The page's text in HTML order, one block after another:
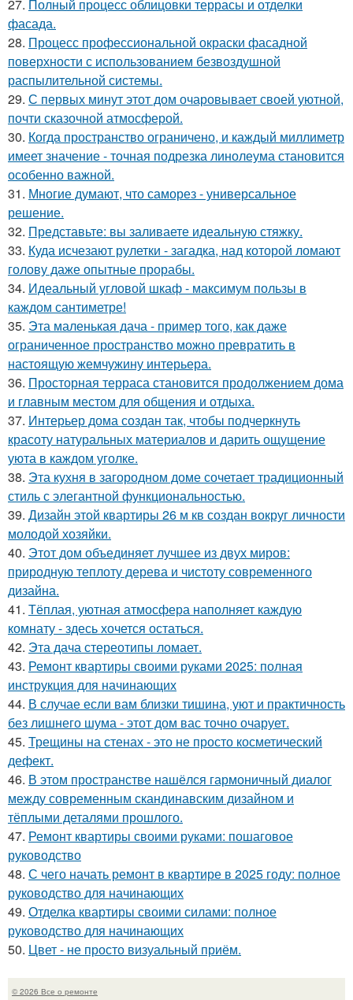
27. Полный процесс облицовки террасы и отделки
фасада.
28. Процесс профессиональной окраски фасадной
поверхности с использованием безвоздушной
распылительной системы.
29. С первых минут этот дом очаровывает своей уютной,
почти сказочной атмосферой.
30. Когда пространство ограничено, и каждый миллиметр
имеет значение - точная подрезка линолеума становится
особенно важной.
31. Многие думают, что саморез - универсальное
решение.
32. Представьте: вы заливаете идеальную стяжку.
33. Куда исчезают рулетки - загадка, над которой ломают
голову даже опытные прорабы.
34. Идеальный угловой шкаф - максимум пользы в
каждом сантиметре!
35. Эта маленькая дача - пример того, как даже
ограниченное пространство можно превратить в
настоящую жемчужину интерьера.
36. Просторная терраса становится продолжением дома
и главным местом для общения и отдыха.
37. Интерьер дома создан так, чтобы подчеркнуть
красоту натуральных материалов и дарить ощущение
уюта в каждом уголке.
38. Эта кухня в загородном доме сочетает традиционный
стиль с элегантной функциональностью.
39. Дизайн этой квартиры 26 м кв создан вокруг личности
молодой хозяйки.
40. Этот дом объединяет лучшее из двух миров:
природную теплоту дерева и чистоту современного
дизайна.
41. Тёплая, уютная атмосфера наполняет каждую
комнату - здесь хочется остаться.
42. Эта дача стереотипы ломает.
43. Ремонт квартиры своими руками 2025: полная
инструкция для начинающих
44. В случае если вам близки тишина, уют и практичность
без лишнего шума - этот дом вас точно очарует.
45. Трещины на стенах - это не просто косметический
дефект.
46. В этом пространстве нашёлся гармоничный диалог
между современным скандинавским дизайном и
тёплыми деталями прошлого.
47. Ремонт квартиры своими руками: пошаговое
руководство
48. С чего начать ремонт в квартире в 2025 году: полное
руководство для начинающих
49. Отделка квартиры своими силами: полное
руководство для начинающих
50. Цвет - не просто визуальный приём.
© 2026 Все о ремонте